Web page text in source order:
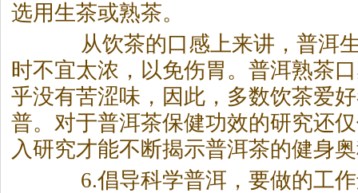
选用生茶或熟茶。
从饮茶的口感上来讲，普洱生
时不宜太浓，以免伤胃。普洱熟茶
乎没有苦涩味，因此，多数饮茶爱
普。对于普洱茶保健功效的研究还
入研究才能不断揭示普洱茶的健身
6.倡导科学普洱，要做的工作